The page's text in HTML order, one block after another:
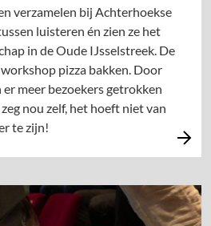
verzamelen bij Achterhoekse
luisteren én zien ze het
in de Oude IJsselstreek. De
pizza bakken. Door
meer bezoekers getrokken
nou zelf, het hoeft niet van
te zijn!